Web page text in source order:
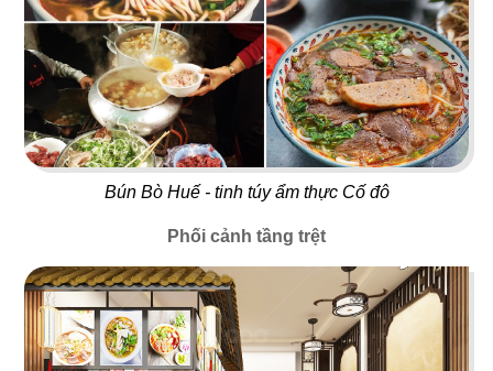
Bún Bò Huế - tinh túy ẩm thực Cố đô
Phối cảnh tầng trệt
15
TEXAS
Nhà hàng
16
BABOON
Nightclub
17
5 SAO
Nhà hàng Việt
667 BISTRO
Rooftop